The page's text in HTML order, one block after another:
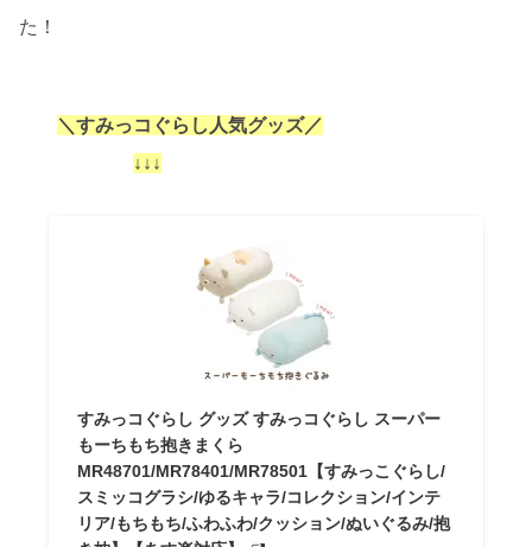
た！
＼すみっコぐらし人気グッズ／
↓↓↓
すみっコぐらし グッズ すみっコぐらし スーパー
もーちもち抱きまくら
MR48701/MR78401/MR78501【すみっこぐらし/
スミッコグラシ/ゆるキャラ/コレクション/インテ
リア/もちもち/ふわふわ/クッション/ぬいぐるみ/抱